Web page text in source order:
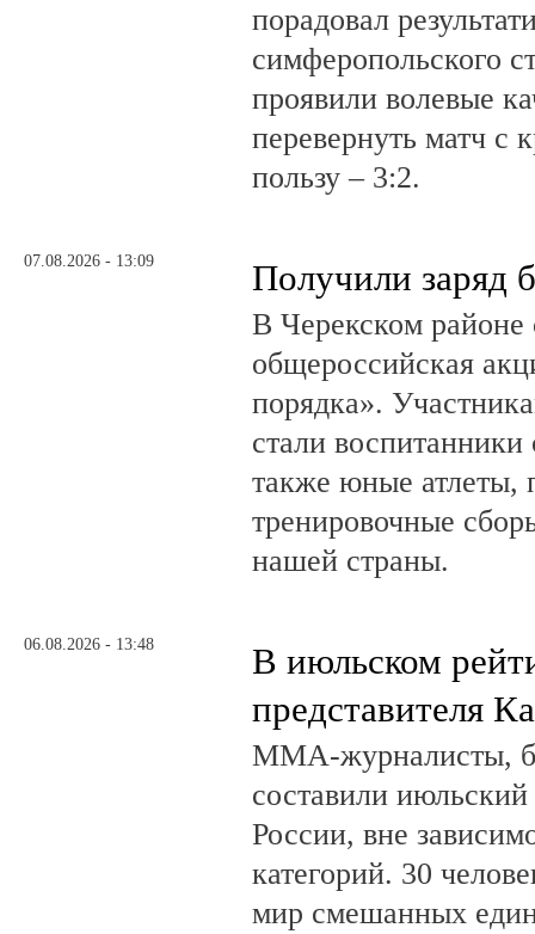
порадовал
симферопольского
проявили волевые
перевернуть матч с
пользу – 3:2.
07.08.2026 - 13:09 Получили заряд
В Черекском районе
общероссийская
порядка».
стали
также юные атлеты,
тренировочные
нашей страны.
06.08.2026 - 13:48
В июльском
представителя
ММА-журналисты,
составили
России, вне
категорий. 30
мир смешанных